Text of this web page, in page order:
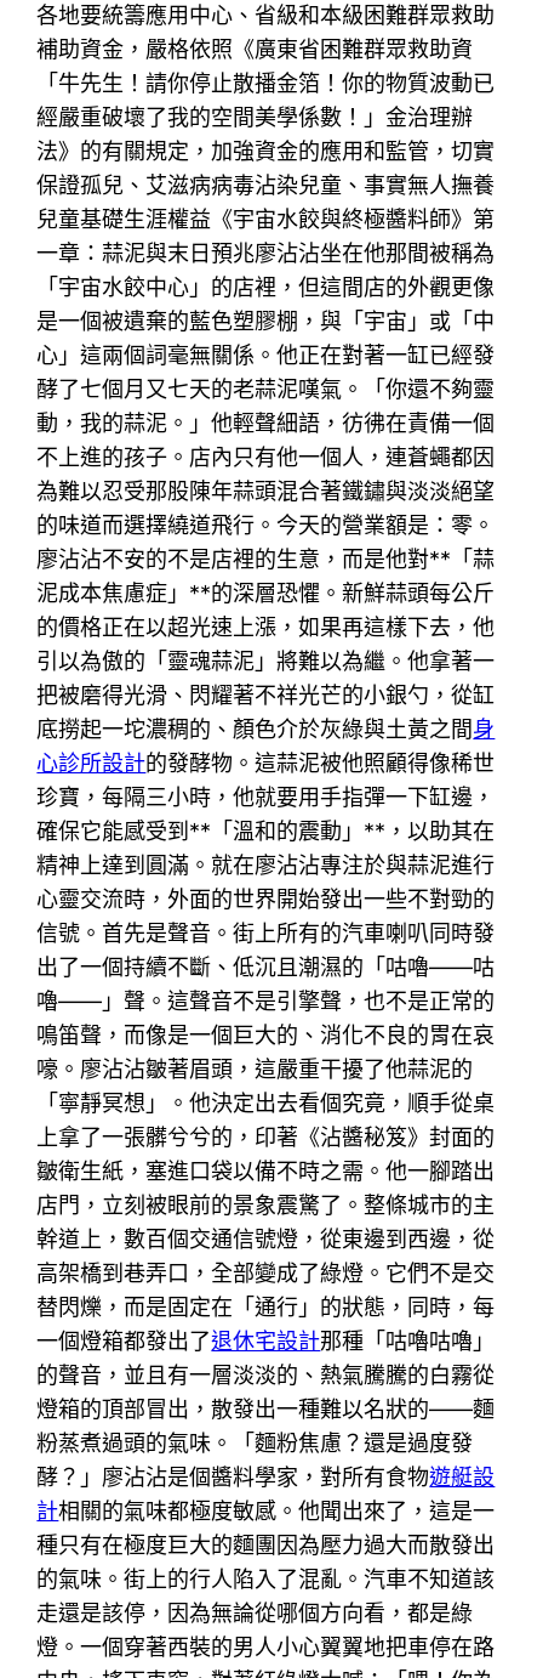
各地要統籌應用中心、省級和本級困難群眾救助
補助資金，嚴格依照《廣東省困難群眾救助資
「牛先生！請你停止散播金箔！你的物質波動已
經嚴重破壞了我的空間美學係數！」金治理辦
法》的有關規定，加強資金的應用和監管，切實
保證孤兒、艾滋病病毒沾染兒童、事實無人撫養
兒童基礎生涯權益《宇宙水餃與終極醬料師》第
一章：蒜泥與末日預兆廖沾沾坐在他那間被稱為
「宇宙水餃中心」的店裡，但這間店的外觀更像
是一個被遺棄的藍色塑膠棚，與「宇宙」或「中
心」這兩個詞毫無關係。他正在對著一缸已經發
酵了七個月又七天的老蒜泥嘆氣。「你還不夠靈
動，我的蒜泥。」他輕聲細語，彷彿在責備一個
不上進的孩子。店內只有他一個人，連蒼蠅都因
為難以忍受那股陳年蒜頭混合著鐵鏽與淡淡絕望
的味道而選擇繞道飛行。今天的營業額是：零。
廖沾沾不安的不是店裡的生意，而是他對**「蒜
泥成本焦慮症」**的深層恐懼。新鮮蒜頭每公斤
的價格正在以超光速上漲，如果再這樣下去，他
引以為傲的「靈魂蒜泥」將難以為繼。他拿著一
把被磨得光滑、閃耀著不祥光芒的小銀勺，從缸
底撈起一坨濃稠的、顏色介於灰綠與土黃之間身
心診所設計的發酵物。這蒜泥被他照顧得像稀世
珍寶，每隔三小時，他就要用手指彈一下缸邊，
確保它能感受到**「溫和的震動」**，以助其在
精神上達到圓滿。就在廖沾沾專注於與蒜泥進行
心靈交流時，外面的世界開始發出一些不對勁的
信號。首先是聲音。街上所有的汽車喇叭同時發
出了一個持續不斷、低沉且潮濕的「咕嚕——咕
嚕——」聲。這聲音不是引擎聲，也不是正常的
鳴笛聲，而像是一個巨大的、消化不良的胃在哀
嚎。廖沾沾皺著眉頭，這嚴重干擾了他蒜泥的
「寧靜冥想」。他決定出去看個究竟，順手從桌
上拿了一張髒兮兮的，印著《沾醬秘笈》封面的
皺衛生紙，塞進口袋以備不時之需。他一腳踏出
店門，立刻被眼前的景象震驚了。整條城市的主
幹道上，數百個交通信號燈，從東邊到西邊，從
高架橋到巷弄口，全部變成了綠燈。它們不是交
替閃爍，而是固定在「通行」的狀態，同時，每
一個燈箱都發出了退休宅設計那種「咕嚕咕嚕」
的聲音，並且有一層淡淡的、熱氣騰騰的白霧從
燈箱的頂部冒出，散發出一種難以名狀的——麵
粉蒸煮過頭的氣味。「麵粉焦慮？還是過度發
酵？」廖沾沾是個醬料學家，對所有食物遊艇設
計相關的氣味都極度敏感。他聞出來了，這是一
種只有在極度巨大的麵團因為壓力過大而散發出
的氣味。街上的行人陷入了混亂。汽車不知道該
走還是該停，因為無論從哪個方向看，都是綠
燈。一個穿著西裝的男人小心翼翼地把車停在路